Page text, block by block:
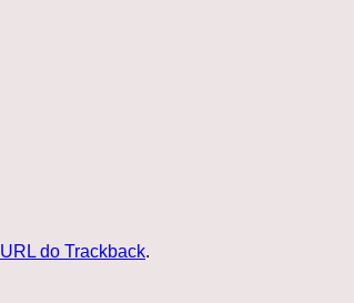
URL do Trackback.